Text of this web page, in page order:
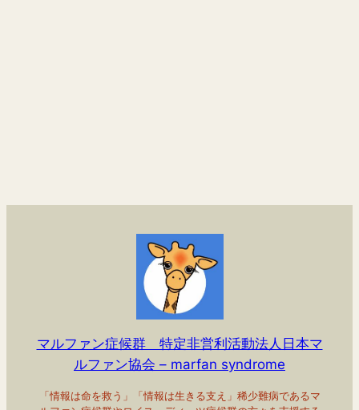
マルファン症候群 特定非営利活動法人日本マ
ルファン協会 – marfan syndrome
「情報は命を救う」「情報は生きる支え」稀少難病であるマ